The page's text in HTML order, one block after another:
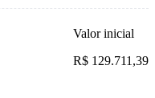
Valor inicial
R$ 129.711,39